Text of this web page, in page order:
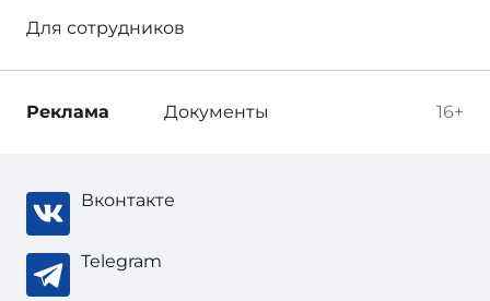
Для сотрудников
16+
Реклама Документы
Вконтакте
Telegram